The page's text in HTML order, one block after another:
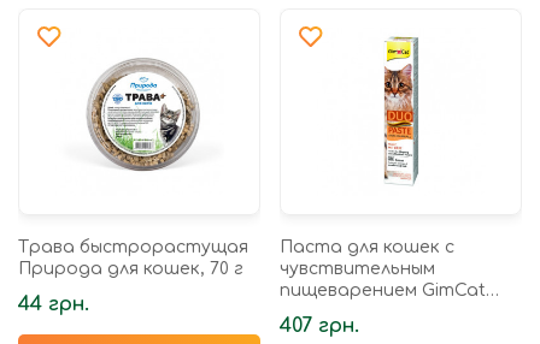
Трава быстрорастущая
Природа для кошек, 70 г
44 грн.
Паста для кошек с
чувствительным
пищеварением GimCat
DUO PASTE Anti-hairboll
malt with cheese мальт и
407 грн.